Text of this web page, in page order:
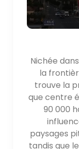
Nichée
la
trouve la
que centre
90 000
paysages
tandis que